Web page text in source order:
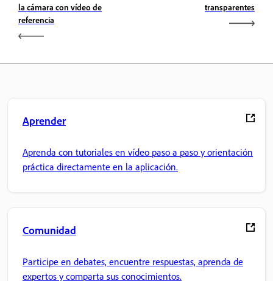
la cámara con vídeo de
referencia
transparentes
Aprender
Aprenda con tutoriales en vídeo paso a paso y orientación
práctica directamente en la aplicación.
Comunidad
Participe en debates, encuentre respuestas, aprenda de
expertos y comparta sus conocimientos.